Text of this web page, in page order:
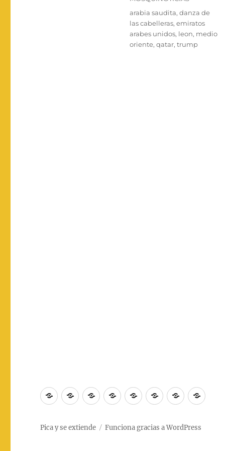
Etiquetas
arabia saudita, danza de
las cabelleras, emiratos
arabes unidos, leon, medio
oriente, qatar, trump
InicioMOSQUINOTICIAS
MOSQUITAZOS
COSAS
PICAN
PICADURAS¿QUIÉNES
Pica y se extiende Funciona gracias a WordPress